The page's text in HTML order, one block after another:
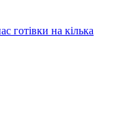
готівки на кілька